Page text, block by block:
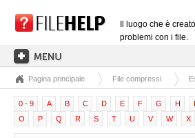
Il luogo che è
problemi con i file.
PAGINA PRINCIPALE
CATEGORIE DELLE ESTENSIONI
CATEGORIE DEI DRIVER
Pagina principale File compressi
0 - 9 A B C D E F G H I
O
P Q R S T U V W X